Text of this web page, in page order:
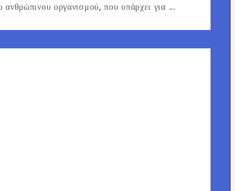
οργανισμού, που υπάρχει για ...